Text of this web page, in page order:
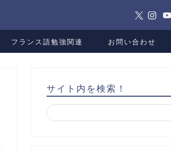
フランス語勉強関連 お問い合わせ
サイト内を検索！